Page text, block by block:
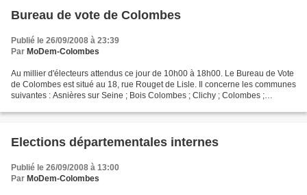
Bureau de vote de Colombes
Publié le 26/09/2008 à 23:39
Par MoDem-Colombes
Au millier d'électeurs attendus ce jour de 10h00 à 18h00. Le Bureau de Vote
de Colombes est situé au 18, rue Rouget de Lisle. Il concerne les communes
suivantes : Asnières sur Seine ; Bois Colombes ; Clichy ; Colombes ;
Elections départementales internes
Publié le 26/09/2008 à 13:00
Par MoDem-Colombes